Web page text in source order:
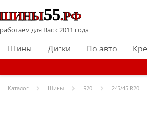
работаем для Вас с 2011 года
Шины Диски По авто
Каталог Шины R20 245/45 R20